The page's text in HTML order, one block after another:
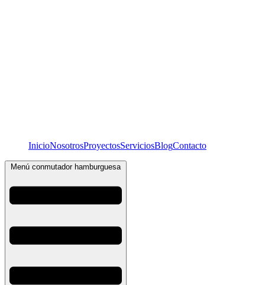
InicioNosotrosProyectosServiciosBlogContacto
Menú conmutador hamburguesa